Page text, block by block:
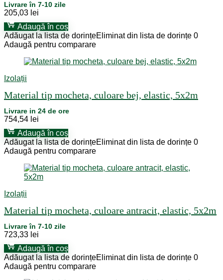
Livrare în 7-10 zile
205,03 lei
Adaugă în coș
Adăugat la lista de dorințeEliminat din lista de dorințe 0
Adaugă pentru comparare
Izolații
Material tip mocheta, culoare bej, elastic, 5x2m
Livrare in 24 de ore
754,54 lei
Adaugă în coș
Adăugat la lista de dorințeEliminat din lista de dorințe 0
Adaugă pentru comparare
Izolații
Material tip mocheta, culoare antracit, elastic, 5x2m
Livrare în 7-10 zile
723,33 lei
Adaugă în coș
Adăugat la lista de dorințeEliminat din lista de dorințe 0
Adaugă pentru comparare